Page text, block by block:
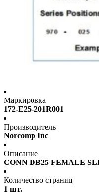
Маркировка
172-E25-201R001
Производитель
Norcomp Inc
Описание
CONN DB25 FEMALE
Количество страниц
1 шт.